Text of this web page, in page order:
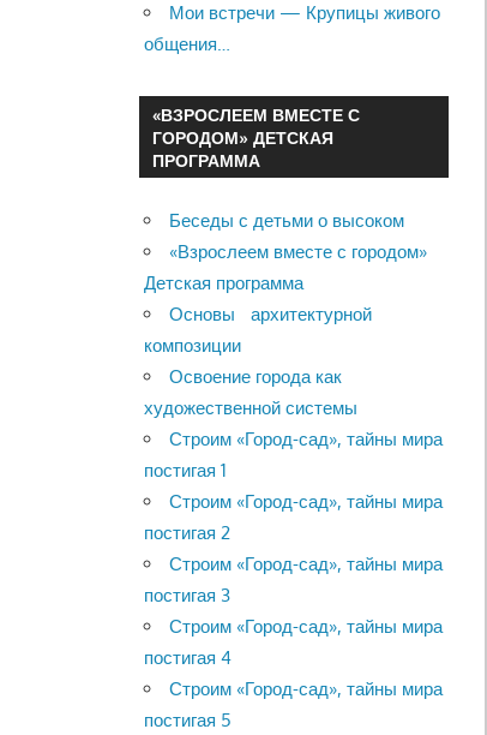
Мои встречи — Крупицы живого
общения…
«ВЗРОСЛЕЕМ ВМЕСТЕ С
ГОРОДОМ» ДЕТСКАЯ
ПРОГРАММА
Беседы с детьми о высоком
«Взрослеем вместе с городом»
Детская программа
Основы архитектурной
композиции
Освоение города как
художественной системы
Строим «Город-сад», тайны мира
постигая 1
Строим «Город-сад», тайны мира
постигая 2
Строим «Город-сад», тайны мира
постигая 3
Строим «Город-сад», тайны мира
постигая 4
Строим «Город-сад», тайны мира
постигая 5